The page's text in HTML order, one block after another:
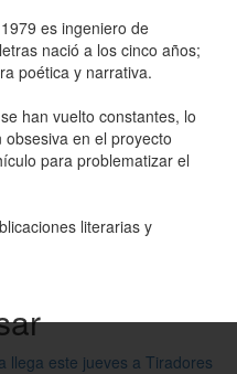
es ingeniero de
nació a los cinco años;
poética y narrativa.
han vuelto constantes, lo
en el proyecto
para problematizar el
literarias y
llega este jueves a Tiradores